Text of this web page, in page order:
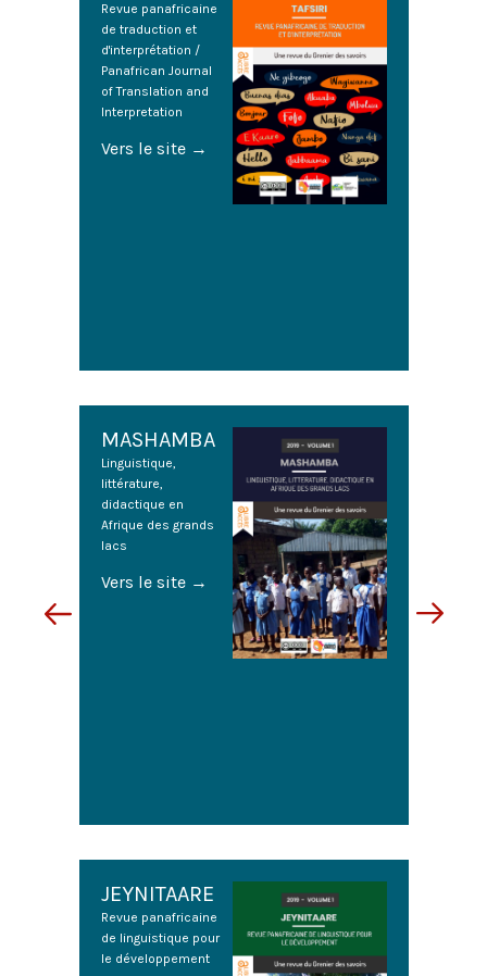
Revue panafricaine
de traduction et
d'interprétation /
Panafrican Journal
of Translation and
Interpretation
Vers le site →
MASHAMBA
Linguistique,
littérature,
didactique en
Afrique des grands
lacs
Vers le site →
JEYNITAARE
Revue panafricaine
de linguistique pour
le développement
Page
Page